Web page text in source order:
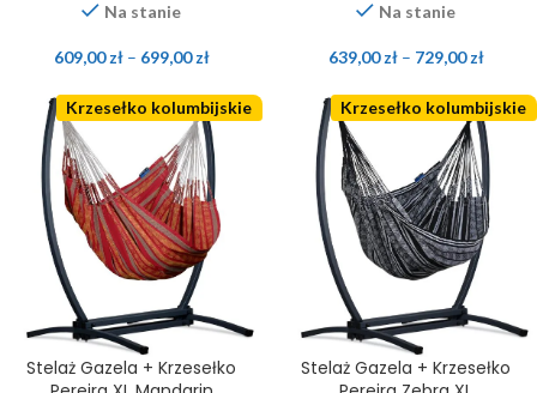
Na stanie
609,00zł – 699,00zł
Na stanie
639,00zł – 729,00zł
Krzesełko kolumbijskie
Stelaż Gazela + Krzesełko
Krzesełko kolumbijskie
Stelaż Gazela + Krzesełko